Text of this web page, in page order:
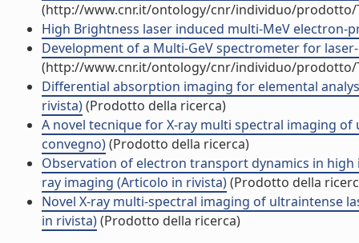
(http://www.cnr.it/ontology/cnr/individuo/prodotto/
High Brightness laser induced multi-MeV electron-
Development of a Multi-GeV spectrometer for
(http://www.cnr.it/ontology/cnr/individuo/prodotto/
Differential absorption imaging for elemental
rivista)(Prodotto della ricerca)
A novel tecnique for X-ray multi spectral imaging
convegno)(Prodotto della ricerca)
Observation of electron transport dynamics in
ray imaging (Articolo in rivista)(Prodotto della
Novel X-ray multi-spectral imaging of ultraintense
in rivista)(Prodotto della ricerca)